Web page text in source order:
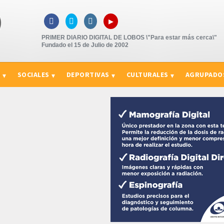
   ▸
PRIMER DIARIO DIGITAL DE LOBOS \"Para estar más cerca\"
Fundado el 15 de Julio de 2002
SOCIALES DEPORTIVAS CULTURALES